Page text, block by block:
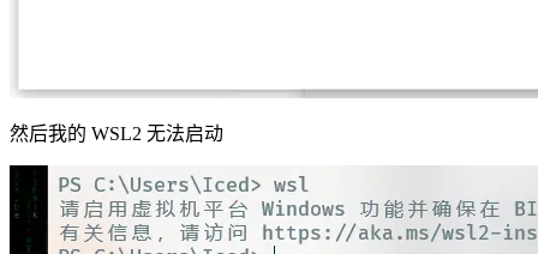
然后我的 WSL2 无法启动